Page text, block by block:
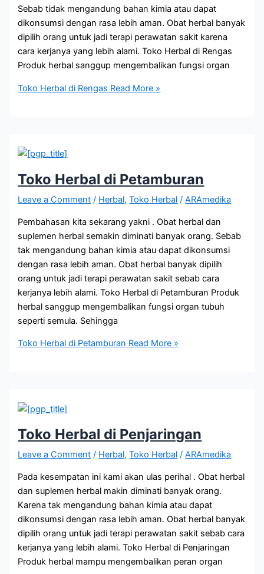
Sebab tidak mengandung bahan kimia atau dapat
dikonsumsi dengan rasa lebih aman. Obat herbal banyak
dipilih orang untuk jadi terapi perawatan sakit karena
cara kerjanya yang lebih alami. Toko Herbal di Rengas
Produk herbal sanggup mengembalikan fungsi organ
Toko Herbal di Rengas Read More »
Toko Herbal di Petamburan
Leave a Comment / Herbal,Toko Herbal /ARAmedika
Pembahasan kita sekarang yakni . Obat herbal dan
suplemen herbal semakin diminati banyak orang. Sebab
tak mengandung bahan kimia atau dapat dikonsumsi
dengan rasa lebih aman. Obat herbal banyak dipilih
orang untuk jadi terapi perawatan sakit sebab cara
kerjanya lebih alami. Toko Herbal di Petamburan Produk
herbal sanggup mengembalikan fungsi organ tubuh
seperti semula. Sehingga
Toko Herbal di Petamburan Read More »
Toko Herbal di Penjaringan
Leave a Comment / Herbal,Toko Herbal /ARAmedika
Pada kesempatan ini kami akan ulas perihal . Obat herbal
dan suplemen herbal makin diminati banyak orang.
Karena tak mengandung bahan kimia atau dapat
dikonsumsi dengan rasa lebih aman. Obat herbal banyak
dipilih orang untuk jadi terapi perawatan sakit sebab cara
kerjanya yang lebih alami. Toko Herbal di Penjaringan
Produk herbal mampu mengembalikan peran organ